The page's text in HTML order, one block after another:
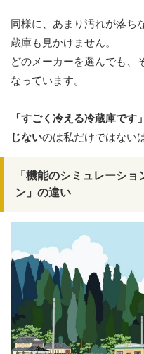
同様に、あまり汚れが落ち
蔵庫も見かけません。
どのメーカーを選んでも、
なっています。
「すごく冷える冷蔵庫で
じないのは私だけではない
「機能のシミュレーシ
ン」の違い